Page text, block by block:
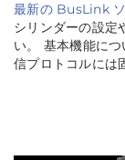
最新の BusLink
シリンダーの設定
い。 基本機能につ
信プロトコルには